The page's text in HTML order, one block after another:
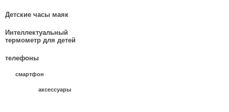
Детские часы маяк
Интеллектуальный
термометр для детей
телефоны
смартфон
аксессуары